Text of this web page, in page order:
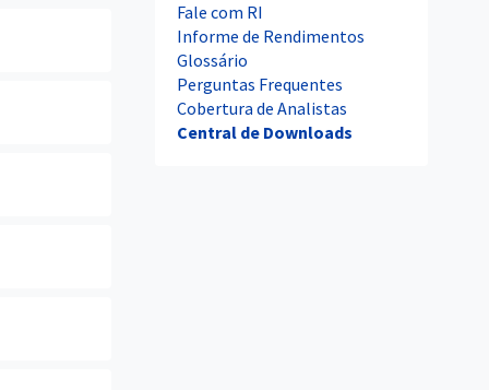
Fale com RI
Informe de Rendimentos
Glossário
Perguntas Frequentes
Cobertura de Analistas
Central de Downloads